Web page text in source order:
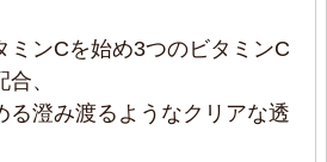
：TH おすすめレベル：
はベタつくけどデカCはサラ
せません!でもしっかり潤い
ミンCを始め3つのビタミンC
、
る澄み渡るようなクリアな透